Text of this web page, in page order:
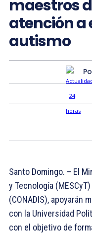
maestros
atención a
autismo
Santo Domingo. – El
y Tecnología
(CONADIS), apoyarán
con la Universidad
con el objetivo de